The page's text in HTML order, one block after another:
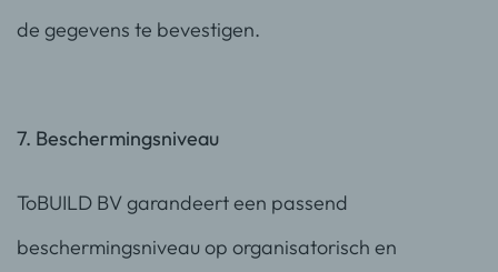
de gegevens te bevestigen.
7. Beschermingsniveau
ToBUILD BV garandeert een passend
beschermingsniveau op organisatorisch en